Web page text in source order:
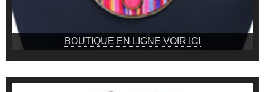
BOUTIQUE EN LIGNE VOIR ICI